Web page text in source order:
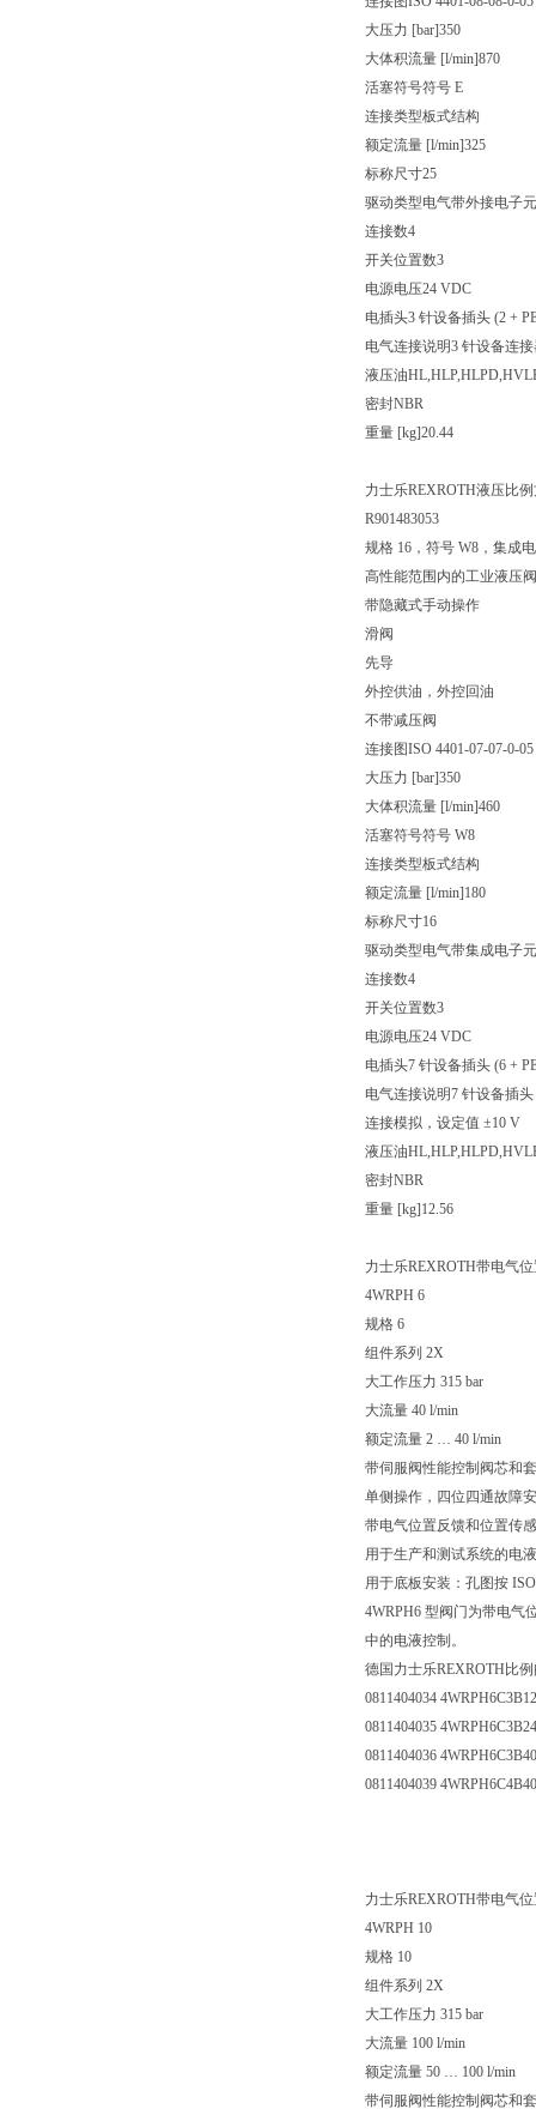
大压力 [bar]350
大体积流量 [l/min]870
活塞符号符号 E
连接类型板式结构
额定流量 [l/min]325
标称尺寸25
驱动类型电气带外接电子
连接数4
开关位置数3
电源电压24 VDC
电插头3 针设备插头 (2 +
电气连接说明3 针设备连接
液压油
密封NBR
重量 [kg]20.44
力士乐REXROTH液压比
R901483053
规格 16，符号 W8，集成
高性能范围内的工业液压
带隐藏式手动操作
滑阀
先导
外控供油，外控回油
不带减压阀
连接图ISO 4401-07-07-0-05
大压力 [bar]350
大体积流量 [l/min]460
活塞符号符号 W8
连接类型板式结构
额定流量 [l/min]180
标称尺寸16
驱动类型电气带集成电子
连接数4
开关位置数3
电源电压24 VDC
电插头7 针设备插头 (6 +
电气连接说明7 针设备插头
连接模拟，设定值 ±10 V
液压油
密封NBR
重量 [kg]12.56
力士乐REXROTH带电气
4WRPH 6
规格 6
组件系列 2X
大工作压力 315 bar
大流量 40 l/min
额定流量 2 … 40 l/min
带伺服阀性能控制阀芯和
单侧操作，四位四通故障
带电气位置反馈和位置传
用于生产和测试系统的电
用于底板安装：孔图按
4WRPH6 型阀门为带电气
中的电液控制。
德国力士乐REXROTH比
0811404034
0811404035
0811404036
0811404039
力士乐REXROTH带电气
4WRPH 10
规格 10
组件系列 2X
大工作压力 315 bar
大流量 100 l/min
额定流量 50 … 100 l/min
带伺服阀性能控制阀芯和